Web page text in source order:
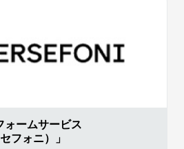
ォームサービス
フォニ）」